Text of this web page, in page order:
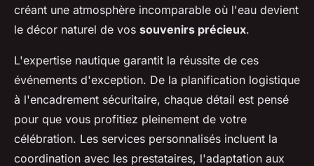
créant une atmosphère incomparable où l'eau devient
le décor naturel de vos souvenirs précieux.
L'expertise nautique garantit la réussite de ces
événements d'exception. De la planification logistique
à l'encadrement sécuritaire, chaque détail est pensé
pour que vous profitiez pleinement de votre
célébration. Les services personnalisés incluent la
coordination avec les prestataires, l'adaptation aux